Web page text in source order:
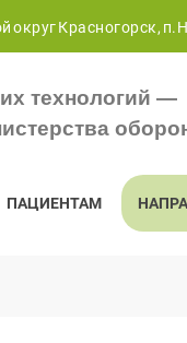
округ Красногорск,
технологий —
ПАЦИЕНТАМ